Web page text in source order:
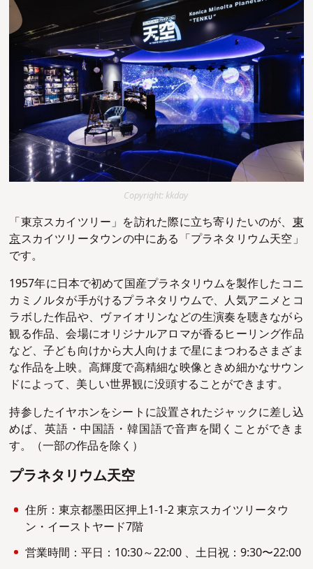
Copyright: kkday
「東京スカイツリー」を訪れた際に立ち寄りたいのが、 東
京スカイツリータウンの中にある「プラネタリウム天空」
です。
1957年に日本で初めて国産プラネタリウムを製作したコニ
カミノルタが手がけるプラネタリウムで、人気アニメとコ
ラボした作品や、ヴァイオリンなどの生演奏を聴きながら
観る作品、会場にオリジナルアロマが香るヒーリング作品
など、子ども向けから大人向けまで星にまつわるさまざま
な作品を上映。高輝度で高精細な映像ときめ細かなサウン
ドによって、美しい世界観に没頭することができます。
持参したイヤホンをシートに設置されたジャックに差し込
めば、英語・中国語・韓国語で音声を聞くことができま
す。（一部の作品を除く）
プラネタリウム天空
住所：東京都墨田区押上1-1-2 東京スカイツリータウ
ン・イーストヤード7階
営業時間：平日：10:30～22:00 、土日祝：9:30〜22:00